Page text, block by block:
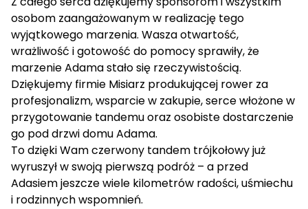
osobom zaangażowanym w realizację tego
wyjątkowego marzenia. Wasza otwartość,
wrażliwość i gotowość do pomocy sprawiły, że
marzenie Adama stało się rzeczywistością.
Dziękujemy firmie Misiarz produkującej rower za
profesjonalizm, wsparcie w zakupie, serce włożone w
przygotowanie tandemu oraz osobiste dostarczenie
go pod drzwi domu Adama.
To dzięki Wam czerwony tandem trójkołowy już
wyruszył w swoją pierwszą podróż – a przed
Adasiem jeszcze wiele kilometrów radości, uśmiechu
i rodzinnych wspomnień.